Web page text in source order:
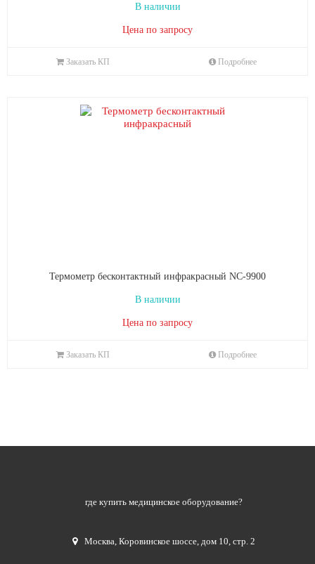
В наличии
Цена по запросу
Заказать КП Подробнее
Термометр бесконтактный инфракрасный NC-9900
В наличии
Цена по запросу
Заказать КП Подробнее
где купить медицинское оборудование?
Москва,Коровинское шоссе, дом 10, стр. 2